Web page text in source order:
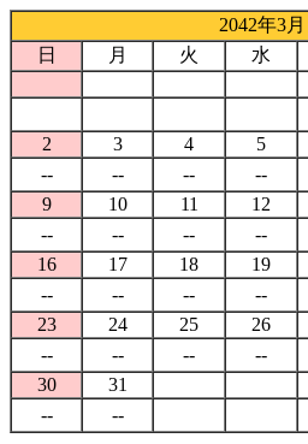
2042年3月
日
月 火 水
2
3 4 5
--
-- -- --
9
10 11 12
--
-- -- --
16
17 18 19
--
-- -- --
23
24 25 26
--
-- -- --
30
31
--
--